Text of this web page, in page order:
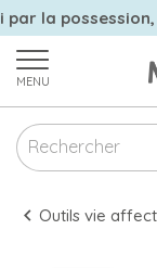
la
MENU
Outils vie